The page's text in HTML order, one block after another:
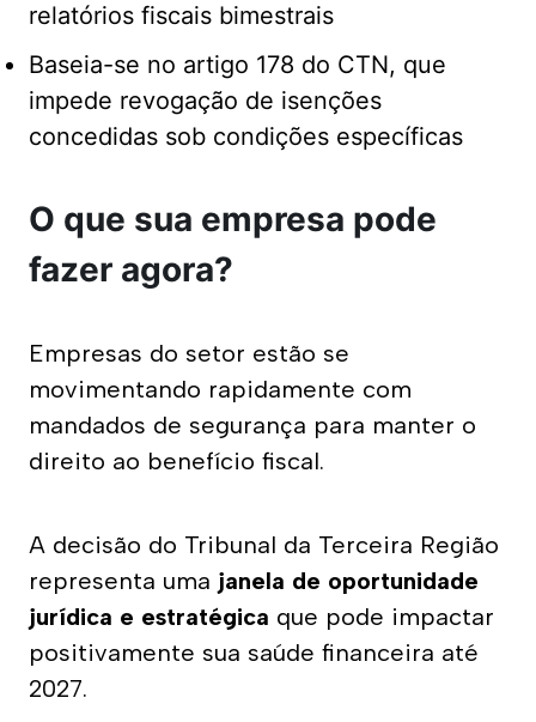
relatórios fiscais bimestrais
Baseia-se no artigo 178 do CTN, que
impede revogação de isenções
concedidas sob condições específicas
O que sua empresa pode
fazer agora?
Empresas do setor estão se
movimentando rapidamente com
mandados de segurança para manter o
direito ao benefício fiscal.
A decisão do Tribunal da Terceira Região
representa uma janela de oportunidade
jurídica e estratégica que pode impactar
positivamente sua saúde financeira até
2027.